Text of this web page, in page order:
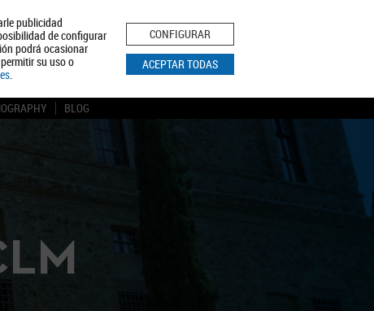
publicidad
de configurar
podrá ocasionar
su uso o
.
CONFIGURAR
ACEPTAR TODAS
de Privacidad Aviso Legal Política de Cookies
BUSCAR
BLOG